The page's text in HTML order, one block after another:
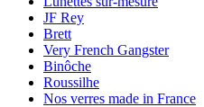
JF Rey
Brett
Very French Gangster
Binôche
Roussilhe
Nos verres made in France